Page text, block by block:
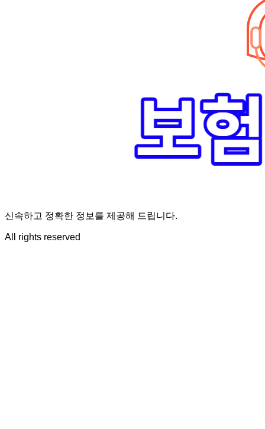
신속하고 정확한 정보를 제공해 드립니다.
All rights reserved